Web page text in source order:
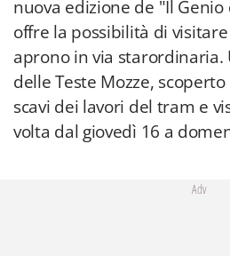
nuova edizione de "Il
offre la possibilità di
aprono in via starordinaria.
delle Teste Mozze,
scavi dei lavori del tram e
volta dal giovedì 16 a
Adv